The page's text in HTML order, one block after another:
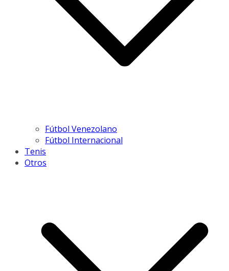
Fútbol Venezolano
Fútbol Internacional
Tenis
Otros